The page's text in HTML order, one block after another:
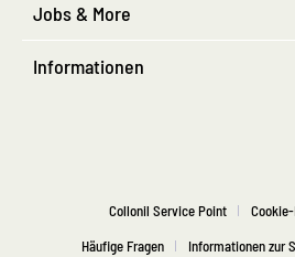
Jobs & More
Informationen
Collonil Service Point
Häufige Fragen
Informationen zur